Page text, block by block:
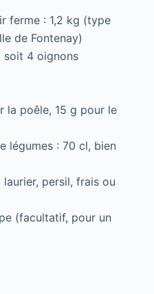
ferme : 1,2 kg (type
de Fontenay)
soit 4 oignons
la poêle, 15 g pour le
légumes : 70 cl, bien
laurier, persil, frais ou
(facultatif, pour un